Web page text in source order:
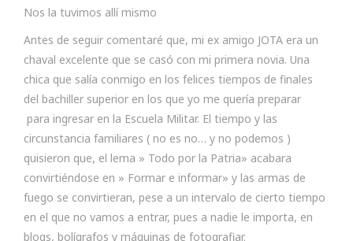
Nos la tuvimos allí mismo
Antes de seguir comentaré que, mi ex amigo JOTA era un
chaval excelente que se casó con mi primera novia. Una
chica que salía conmigo en los felices tiempos de finales
del bachiller superior en los que yo me quería preparar
para ingresar en la Escuela Militar. El tiempo y las
circunstancia familiares ( no es no… y no podemos )
quisieron que, el lema » Todo por la Patria» acabara
convirtiéndose en » Formar e informar» y las armas de
fuego se convirtieran, pese a un intervalo de cierto tiempo
en el que no vamos a entrar, pues a nadie le importa, en
blogs, bolígrafos y máquinas de fotografiar.